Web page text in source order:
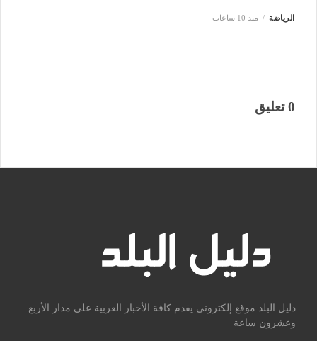
الرياضة منذ 10 ساعات
0 تعليق
دليل البلد موقع إلكتروني يقدم كافة الأخبار العربية علي مدار الأربع
وعشرون ساعة